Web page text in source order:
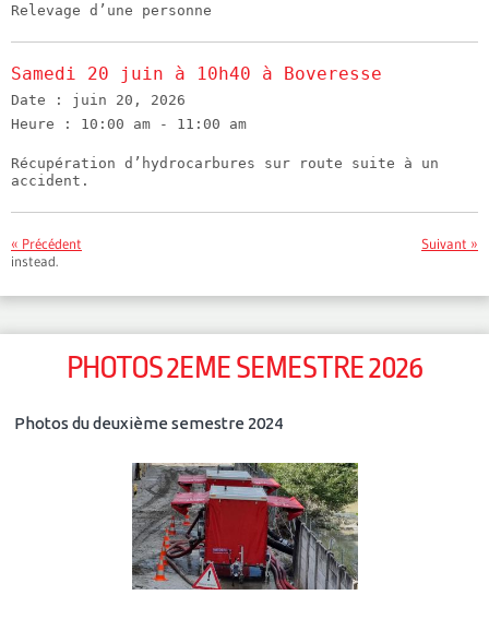
Relevage d’une personne
Samedi 20 juin à 10h40 à Boveresse
Date : juin 20, 2026
Heure : 10:00 am - 11:00 am
Récupération d’hydrocarbures sur route suite à un
accident.
Suivant »
« Précédent
instead.
PHOTOS 2EME SEMESTRE 2026
Photos du deuxième semestre 2024